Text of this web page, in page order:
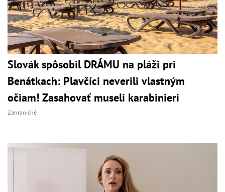
Slovák spôsobil DRÁMU na pláži pri
Benátkach: Plavčíci neverili vlastným
očiam! Zasahovať museli karabinieri
Zahraničné